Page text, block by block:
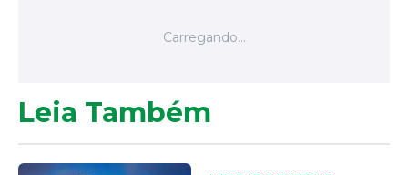
Leia Também